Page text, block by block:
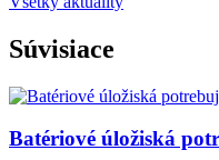
Súvisiace
Batériové úložiská